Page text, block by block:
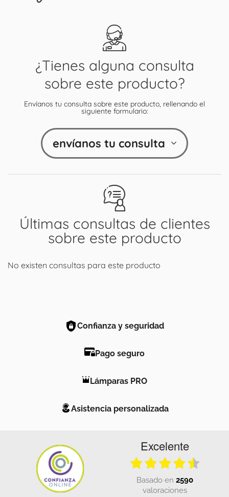
Últimas consultas de clientes
sobre este producto
No existen consultas para este producto
¿Tienes alguna consulta
sobre este producto?
Envíanos tu consulta sobre este producto, rellenando el
siguiente formulario:
envíanos tu consulta
Confianza y seguridad
Pago seguro
Lámparas PRO
Asistencia personalizada
Excelente
basado en 2590
valoraciones